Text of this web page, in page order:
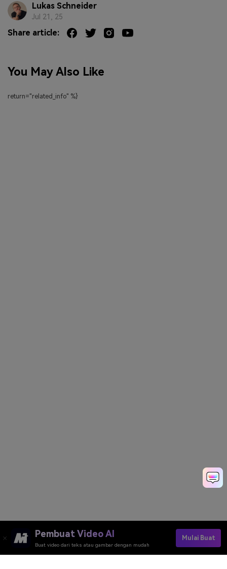
Lukas Schneider
Jul 21, 25
Share article:
You May Also Like
return="related_info" %}
Pembuat Video AI
Buat video dari teks atau gambar dengan mudah
Mulai Buat